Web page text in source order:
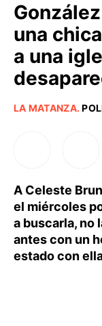
BUENOS AIRES
PROVINCIAS
una
a una
LA MATANZA.
A Celeste
el miércoles
a buscarla, no
antes con un
estado con